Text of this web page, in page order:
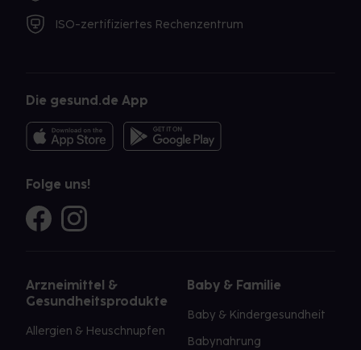
ISO-zertifiziertes Rechenzentrum
Die gesund.de App
Folge uns!
Arzneimittel &
Gesundheitsprodukte
Allergien & Heuschnupfen
Baby & Familie
Baby & Kindergesundheit
Babynahrung